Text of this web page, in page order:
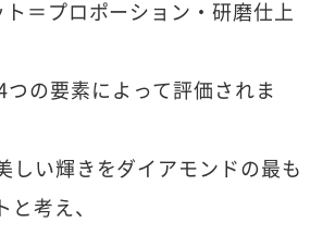
＝プロポーション・研磨仕上
つの要素によって評価されま
しい輝きをダイアモンドの最も
と考え、